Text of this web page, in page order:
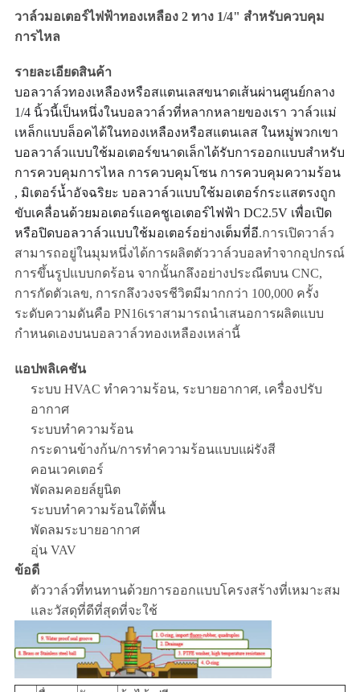
เว็บไซต์
PRIVACY
POLICY
วาล์วมอเตอร์ไฟฟ้าทองเหลือง 2 ทาง 1/4" สำหรับควบคุม
การไหล
รายละเอียดสินค้า
บอลวาล์วทองเหลืองหรือสแตนเลสขนาดเส้นผ่านศูนย์กลาง
1/4 นิ้วนี้เป็นหนึ่งในบอลวาล์วที่หลากหลายของเรา วาล์วแม่
เหล็กแบบล็อคได้ในทองเหลืองหรือสแตนเลส ในหมู่พวกเขา
บอลวาล์วแบบใช้มอเตอร์ขนาดเล็กได้รับการออกแบบสำหรับ
การควบคุมการไหล การควบคุมโซน การควบคุมความร้อน
, มิเตอร์น้ำอัจฉริยะ บอลวาล์วแบบใช้มอเตอร์กระแสตรงถูก
ขับเคลื่อนด้วยมอเตอร์แอคชูเอเตอร์ไฟฟ้า DC2.5V เพื่อเปิด
หรือปิดบอลวาล์วแบบใช้มอเตอร์อย่างเต็มที่อี.การเปิดวาล์ว
สามารถอยู่ในมุมหนึ่งได้การผลิตตัววาล์วบอลทำจากอุปกรณ์
การขึ้นรูปแบบกดร้อน จากนั้นกลึงอย่างประณีตบน CNC,
การกัดตัวเลข, การกลึงวงจรชีวิตมีมากกว่า 100,000 ครั้ง
ระดับความดันคือ PN16เราสามารถนำเสนอการผลิตแบบ
กำหนดเองบนบอลวาล์วทองเหลืองเหล่านี้
แอปพลิเคชัน
ระบบ HVAC ทำความร้อน, ระบายอากาศ, เครื่องปรับ
อากาศ
ระบบทำความร้อน
กระดานข้างก้น/การทำความร้อนแบบแผ่รังสี
คอนเวคเตอร์
พัดลมคอยล์ยูนิต
ระบบทำความร้อนใต้พื้น
พัดลมระบายอากาศ
อุ่น VAV
ข้อดี
ตัววาล์วที่ทนทานด้วยการออกแบบโครงสร้างที่เหมาะสม
และวัสดุที่ดีที่สุดที่จะใช้